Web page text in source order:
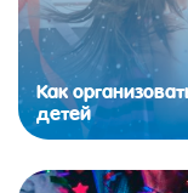
Как
детей